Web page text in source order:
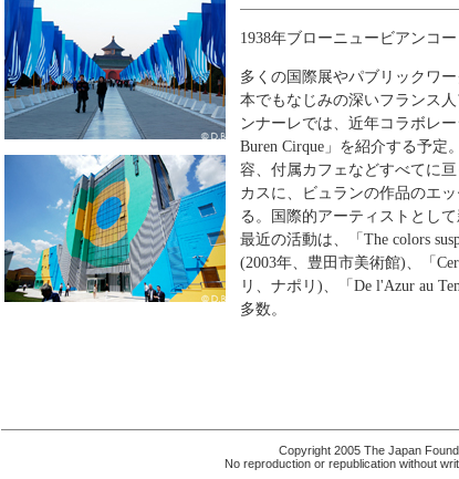
1938年ブローニュービアンコ
多くの国際展やパブリックワ
本でもなじみの深いフランス
ンナーレでは、近年コラボレ
Buren Cirque」を紹介する予
容、付属カフェなどすべてに
カスに、ビュランの作品のエ
る。国際的アーティストとし
最近の活動は、「The colors
(2003年、豊田市美術館)、「
リ、ナポリ)、「De l'Azur au
多数。
Copyright 2005 The Japan
No reproduction or republication without